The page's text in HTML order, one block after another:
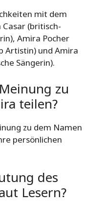
mit dem
(britisch-
Amira Pocher
Artistin) und Amira
Sängerin).
zu
teilen?
zu dem Namen
persönlichen
des
Lesern?